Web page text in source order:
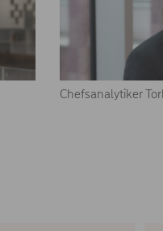
Chefsanalytiker